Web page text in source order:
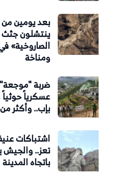
بعد يومين من
الصاروخية»
ومناخة
ضربة
عسكرياً
بإب.. وأكثر من 20 انفجاراً يهزّ
اشتباكات
تعز..
باتجاه المدينة